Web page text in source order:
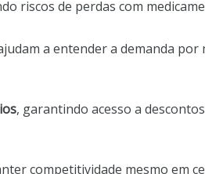
riscos de perdas com
a entender a demanda por
, garantindo acesso a
competitividade mesmo em